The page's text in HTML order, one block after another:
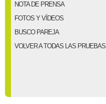
NOTA DE PRENSA
FOTOS Y VÍDEOS
BUSCO PAREJA
VOLVER A TODAS LAS PRUEBAS